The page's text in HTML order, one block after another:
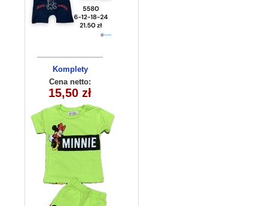
Komplety
dziecięce
(5-8) 4szt
Cena netto:
15,50 zł